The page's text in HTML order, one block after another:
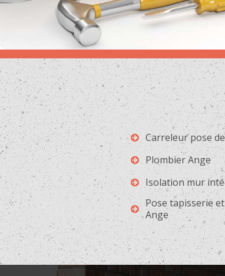
Carreleur pose
Plombier Ange
Isolation mur
Pose tapisserie
Ange